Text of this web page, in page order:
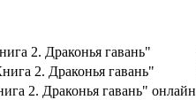
2. Драконья гавань"
2. Драконья гавань"
2. Драконья гавань" онлайн